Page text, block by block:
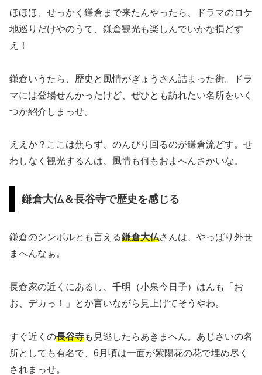
ほほほ、せっかく鎌倉まで来たんやったら、ドラマのロケ
地巡りだけやのうて、鎌倉観光も楽しんでいかな損どす
え！
鎌倉いうたら、歴史と風情がぎょうさん詰まった街。ドラ
マには登場せんかったけど、ぜひとも訪れたい名所をいく
つか紹介しまっせ。
ええか？ここは焦らず、のんびり回るのが鎌倉流どす。せ
わしなく観光するんは、風情も何もおまへんさかいな。
鎌倉大仏＆長谷寺で歴史を感じる
鎌倉のシンボルとも言える鎌倉大仏さんは、やっぱり外せ
まへんなぁ。
長倉家の近くにあるし、千明（小泉今日子）はんも「お
お、デカっ！」とか言いながら見上げてそうやわ。
すぐ近くの長谷寺も見逃したらあきまへん。あじさいの名
所としても有名で、6月頃は一面が紫陽花の花で埋め尽く
されまっせ。